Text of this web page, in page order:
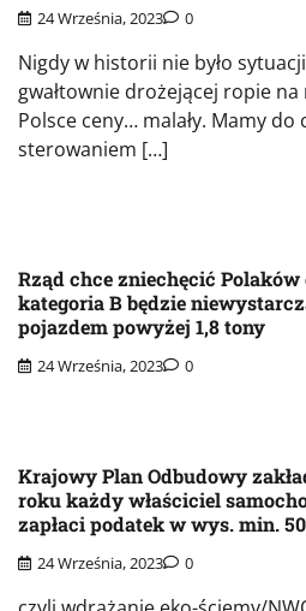
24 Września, 2023 0
Nigdy w historii nie było
gwałtownie drożejącej ropie
Polsce ceny… malały. Mamy do
sterowaniem […]
Rząd chce zniechęcić
kategoria B będzie
pojazdem powyżej 1,8 tony
24 Września, 2023 0
Krajowy Plan Odbudowy
roku każdy właściciel
zapłaci podatek w wys. min.
24 Września, 2023 0